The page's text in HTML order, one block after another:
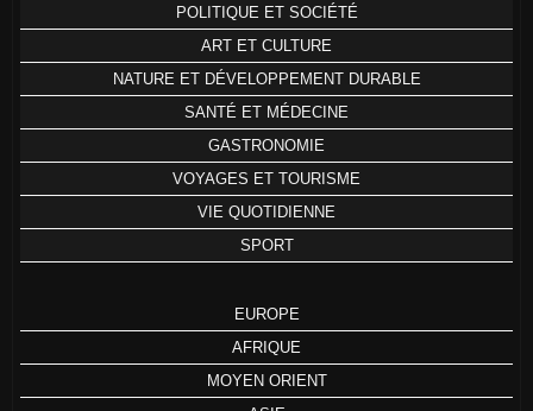
POLITIQUE ET SOCIÉTÉ
ART ET CULTURE
NATURE ET DÉVELOPPEMENT DURABLE
SANTÉ ET MÉDECINE
GASTRONOMIE
VOYAGES ET TOURISME
VIE QUOTIDIENNE
SPORT
EUROPE
AFRIQUE
MOYEN ORIENT